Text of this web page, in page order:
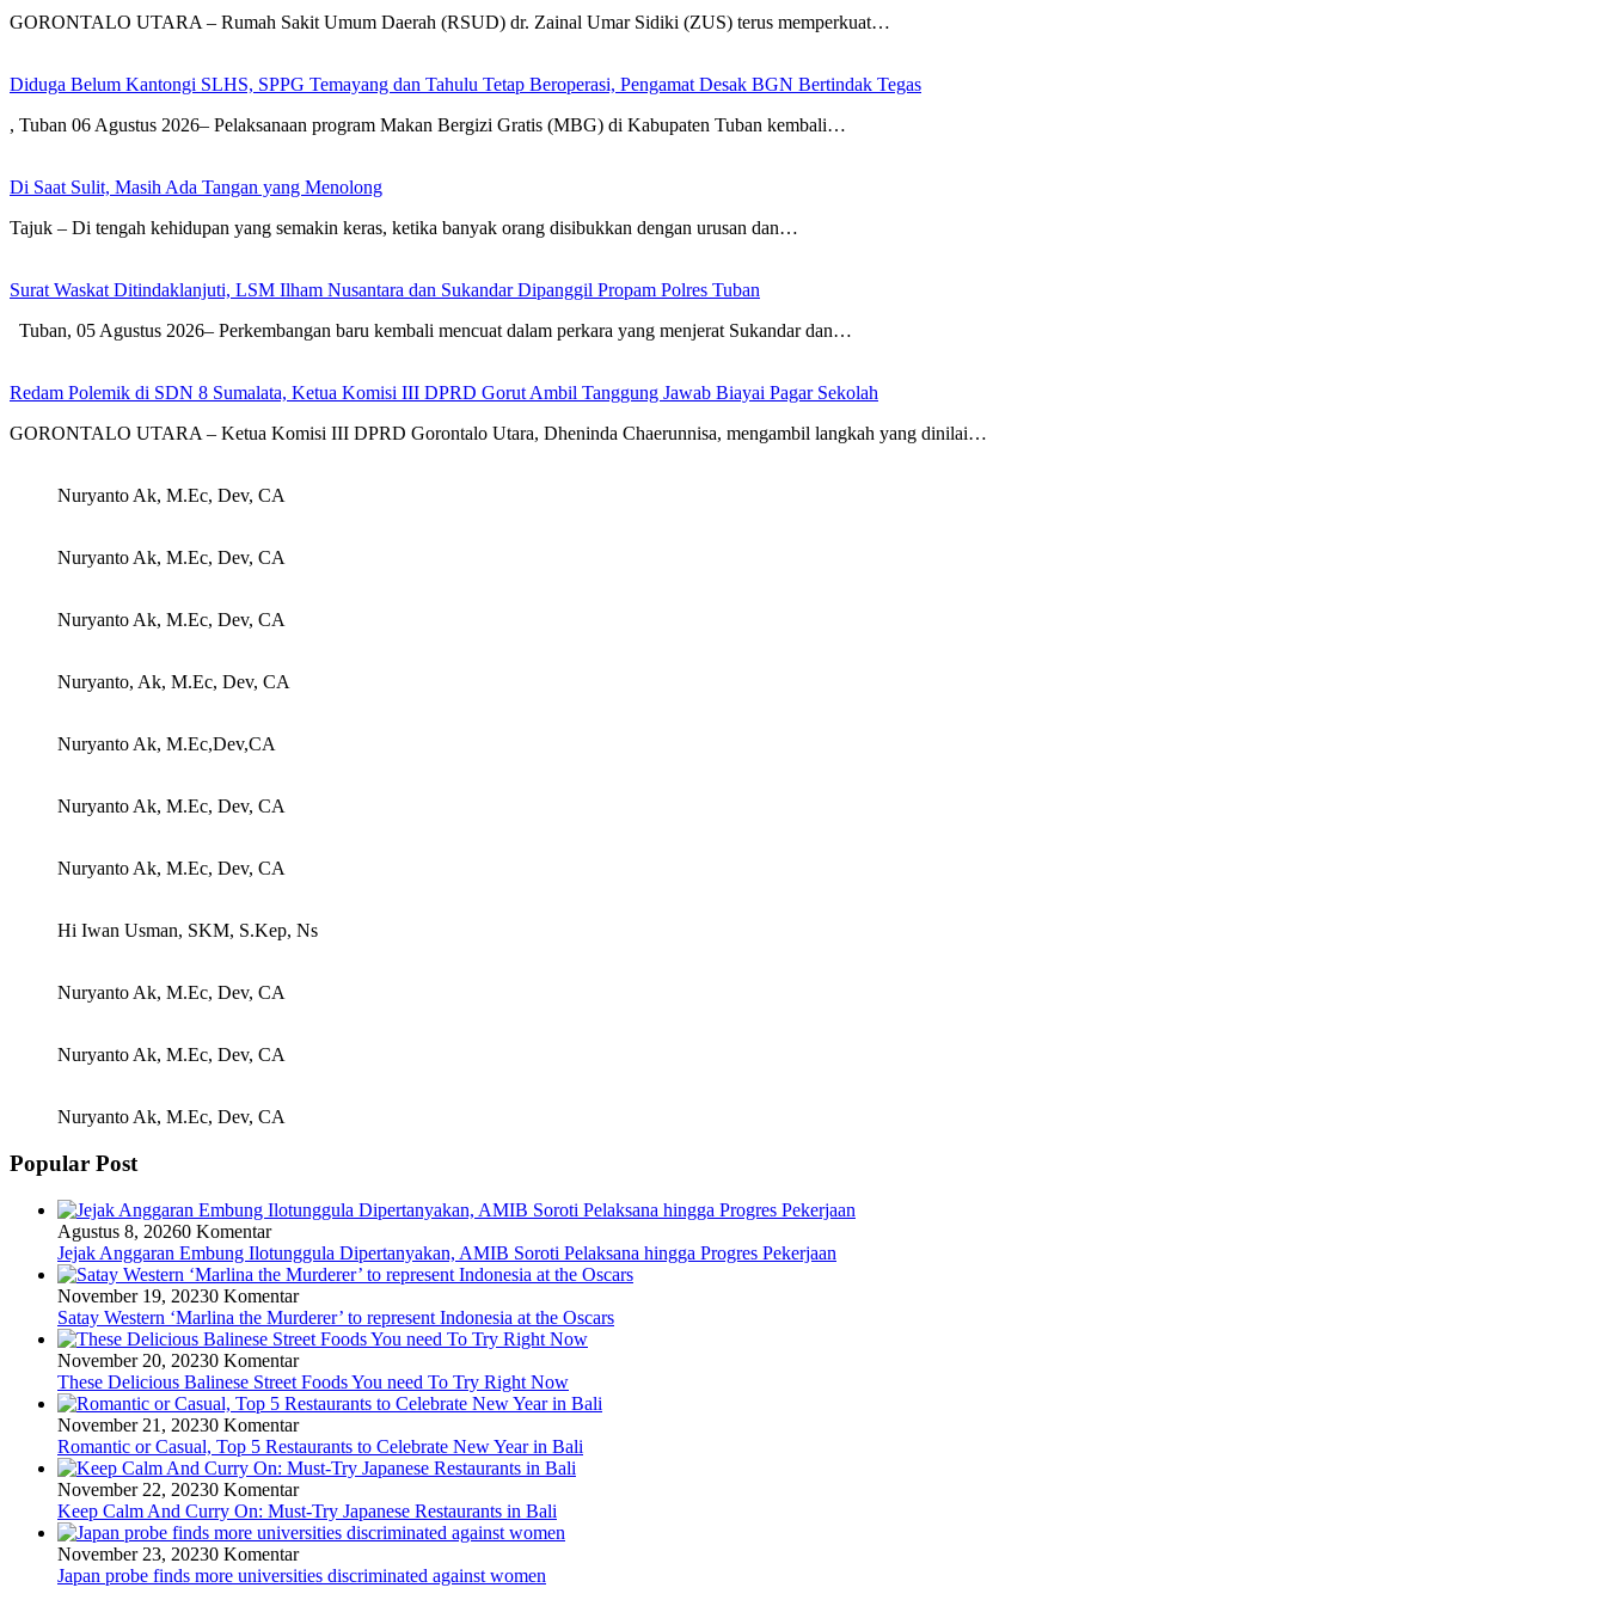
GORONTALO UTARA – Rumah Sakit Umum Daerah (RSUD) dr. Zainal Umar Sidiki (ZUS) terus memperkuat…
Diduga Belum Kantongi SLHS, SPPG Temayang dan Tahulu Tetap Beroperasi, Pengamat Desak BGN Bertindak Tegas
, Tuban 06 Agustus 2026– Pelaksanaan program Makan Bergizi Gratis (MBG) di Kabupaten Tuban kembali…
Di Saat Sulit, Masih Ada Tangan yang Menolong
Tajuk – Di tengah kehidupan yang semakin keras, ketika banyak orang disibukkan dengan urusan dan…
Surat Waskat Ditindaklanjuti, LSM Ilham Nusantara dan Sukandar Dipanggil Propam Polres Tuban
Tuban, 05 Agustus 2026– Perkembangan baru kembali mencuat dalam perkara yang menjerat Sukandar dan…
Redam Polemik di SDN 8 Sumalata, Ketua Komisi III DPRD Gorut Ambil Tanggung Jawab Biayai Pagar Sekolah
GORONTALO UTARA – Ketua Komisi III DPRD Gorontalo Utara, Dheninda Chaerunnisa, mengambil langkah yang dinilai…
Nuryanto Ak, M.Ec, Dev, CA
Nuryanto Ak, M.Ec, Dev, CA
Nuryanto Ak, M.Ec, Dev, CA
Nuryanto, Ak, M.Ec, Dev, CA
Nuryanto Ak, M.Ec,Dev,CA
Nuryanto Ak, M.Ec, Dev, CA
Nuryanto Ak, M.Ec, Dev, CA
Hi Iwan Usman, SKM, S.Kep, Ns
Nuryanto Ak, M.Ec, Dev, CA
Nuryanto Ak, M.Ec, Dev, CA
Nuryanto Ak, M.Ec, Dev, CA
Popular Post
Agustus 8, 20260 Komentar
Jejak Anggaran Embung Ilotunggula Dipertanyakan, AMIB Soroti Pelaksana hingga Progres Pekerjaan
November 19, 20230 Komentar
Satay Western ‘Marlina the Murderer’ to represent Indonesia at the Oscars
November 20, 20230 Komentar
These Delicious Balinese Street Foods You need To Try Right Now
November 21, 20230 Komentar
Romantic or Casual, Top 5 Restaurants to Celebrate New Year in Bali
November 22, 20230 Komentar
Keep Calm And Curry On: Must-Try Japanese Restaurants in Bali
November 23, 20230 Komentar
Japan probe finds more universities discriminated against women